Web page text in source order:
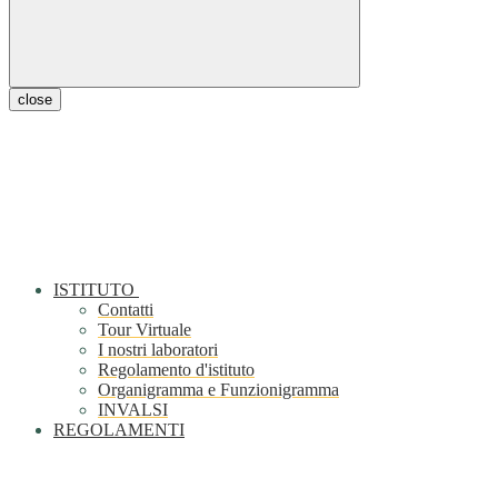
close
ISTITUTO
Contatti
Tour Virtuale
I nostri laboratori
Regolamento d'istituto
Organigramma e Funzionigramma
INVALSI
REGOLAMENTI